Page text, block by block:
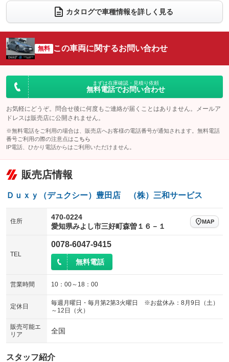
電動リアゲート フロントカメラ
：装備あり
：装備あり ：装備あり
サイドカメラ
：装備あり ルーフレール
：装備なし
：装備なし
：装備なし
カタログで車種情報を詳しく見る
無料 この車両に関するお問い合わせ
まずは在庫確認・見積り依頼
無料電話でお問い合わせ
お気軽にどうぞ。問合せ後に何度もご連絡が届くことはありません。メールア
ドレスは販売店に公開されません。
※無料電話をご利用の場合は、販売店へお客様の電話番号が通知されます。無料電話
番号ご利用の際の注意点は こちら
IP電話、ひかり電話からはご利用いただけません。
販売店情報
Ｄｕｘｙ（デュクシー）豊田店 （株）三和サービス
住所
470-0224
愛知県みよし市三好町森曽１６－１
MAP
TEL
0078-6047-9415
無料電話
営業時間 10：00～18：00
定休日
毎週月曜日・毎月第2第3火曜日 ※お盆休み：8月9日（土）
～12日（火）
販売可能エ
リア
全国
スタッフ紹介